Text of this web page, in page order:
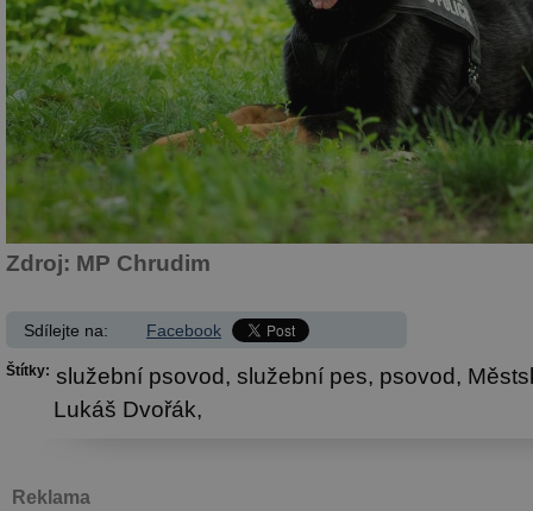
Zdroj: MP Chrudim
Sdílejte na: Facebook
Štítky: služební psovod, služební pes, psovod,
Lukáš Dvořák,
Reklama